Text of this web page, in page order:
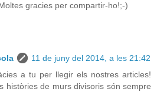
gracies per compartir-ho!;-)
11 de juny del 2014, a les 21:42
a tu per llegir els nostres articles!
històries de murs divisoris són sempre